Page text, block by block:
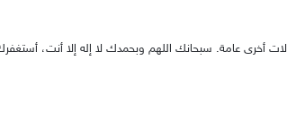
أخرى عامة. سبحانك اللهم وبحمدك لا إله إلا أنت،